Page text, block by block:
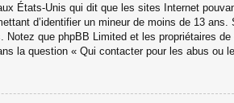
États-Unis qui dit que les sites Internet
d’identifier un mineur de moins de 13
que phpBB Limited et les propriétaires
la question « Qui contacter pour les abus ou